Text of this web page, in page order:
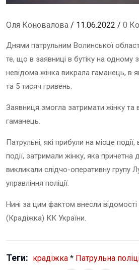
Оля Коновалова / 11.06.2022 / 0
Днями патрульним Волинської
те, що в заявниці в бутіку на одному
невідома жінка викрала гаманець, в
та 5 тисяч гривень.
Заявниця змогла затримати жінку та
гаманець.
Патрульні, які прибули на місце
події, затримали жінку, яка причетна
викликали слідчо-оперативну групу
управління поліції.
Нині за цим фактом внесли
(Крадіжка) КК України.
Теги: крадіжка * Патрульна